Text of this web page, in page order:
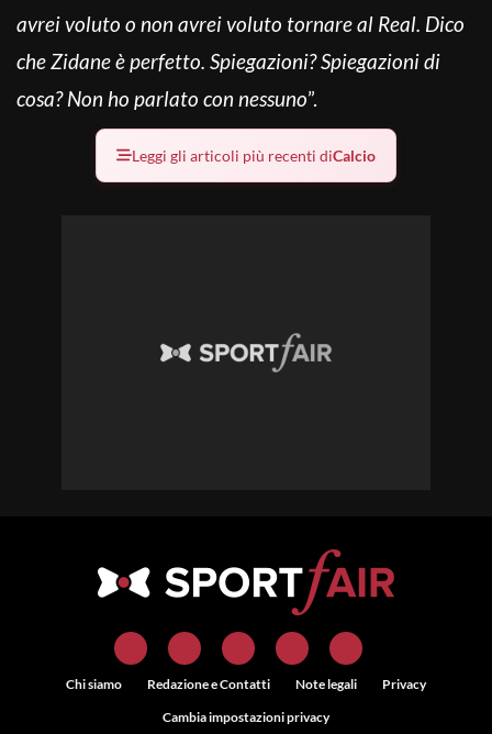
avrei voluto o non avrei voluto tornare al Real. Dico
che Zidane è perfetto. Spiegazioni? Spiegazioni di
cosa? Non ho parlato con nessuno”.
Leggi gli articoli più recenti diCalcio
Chi siamo Redazione e Contatti Note legali
Privacy
Cambia impostazioni privacy